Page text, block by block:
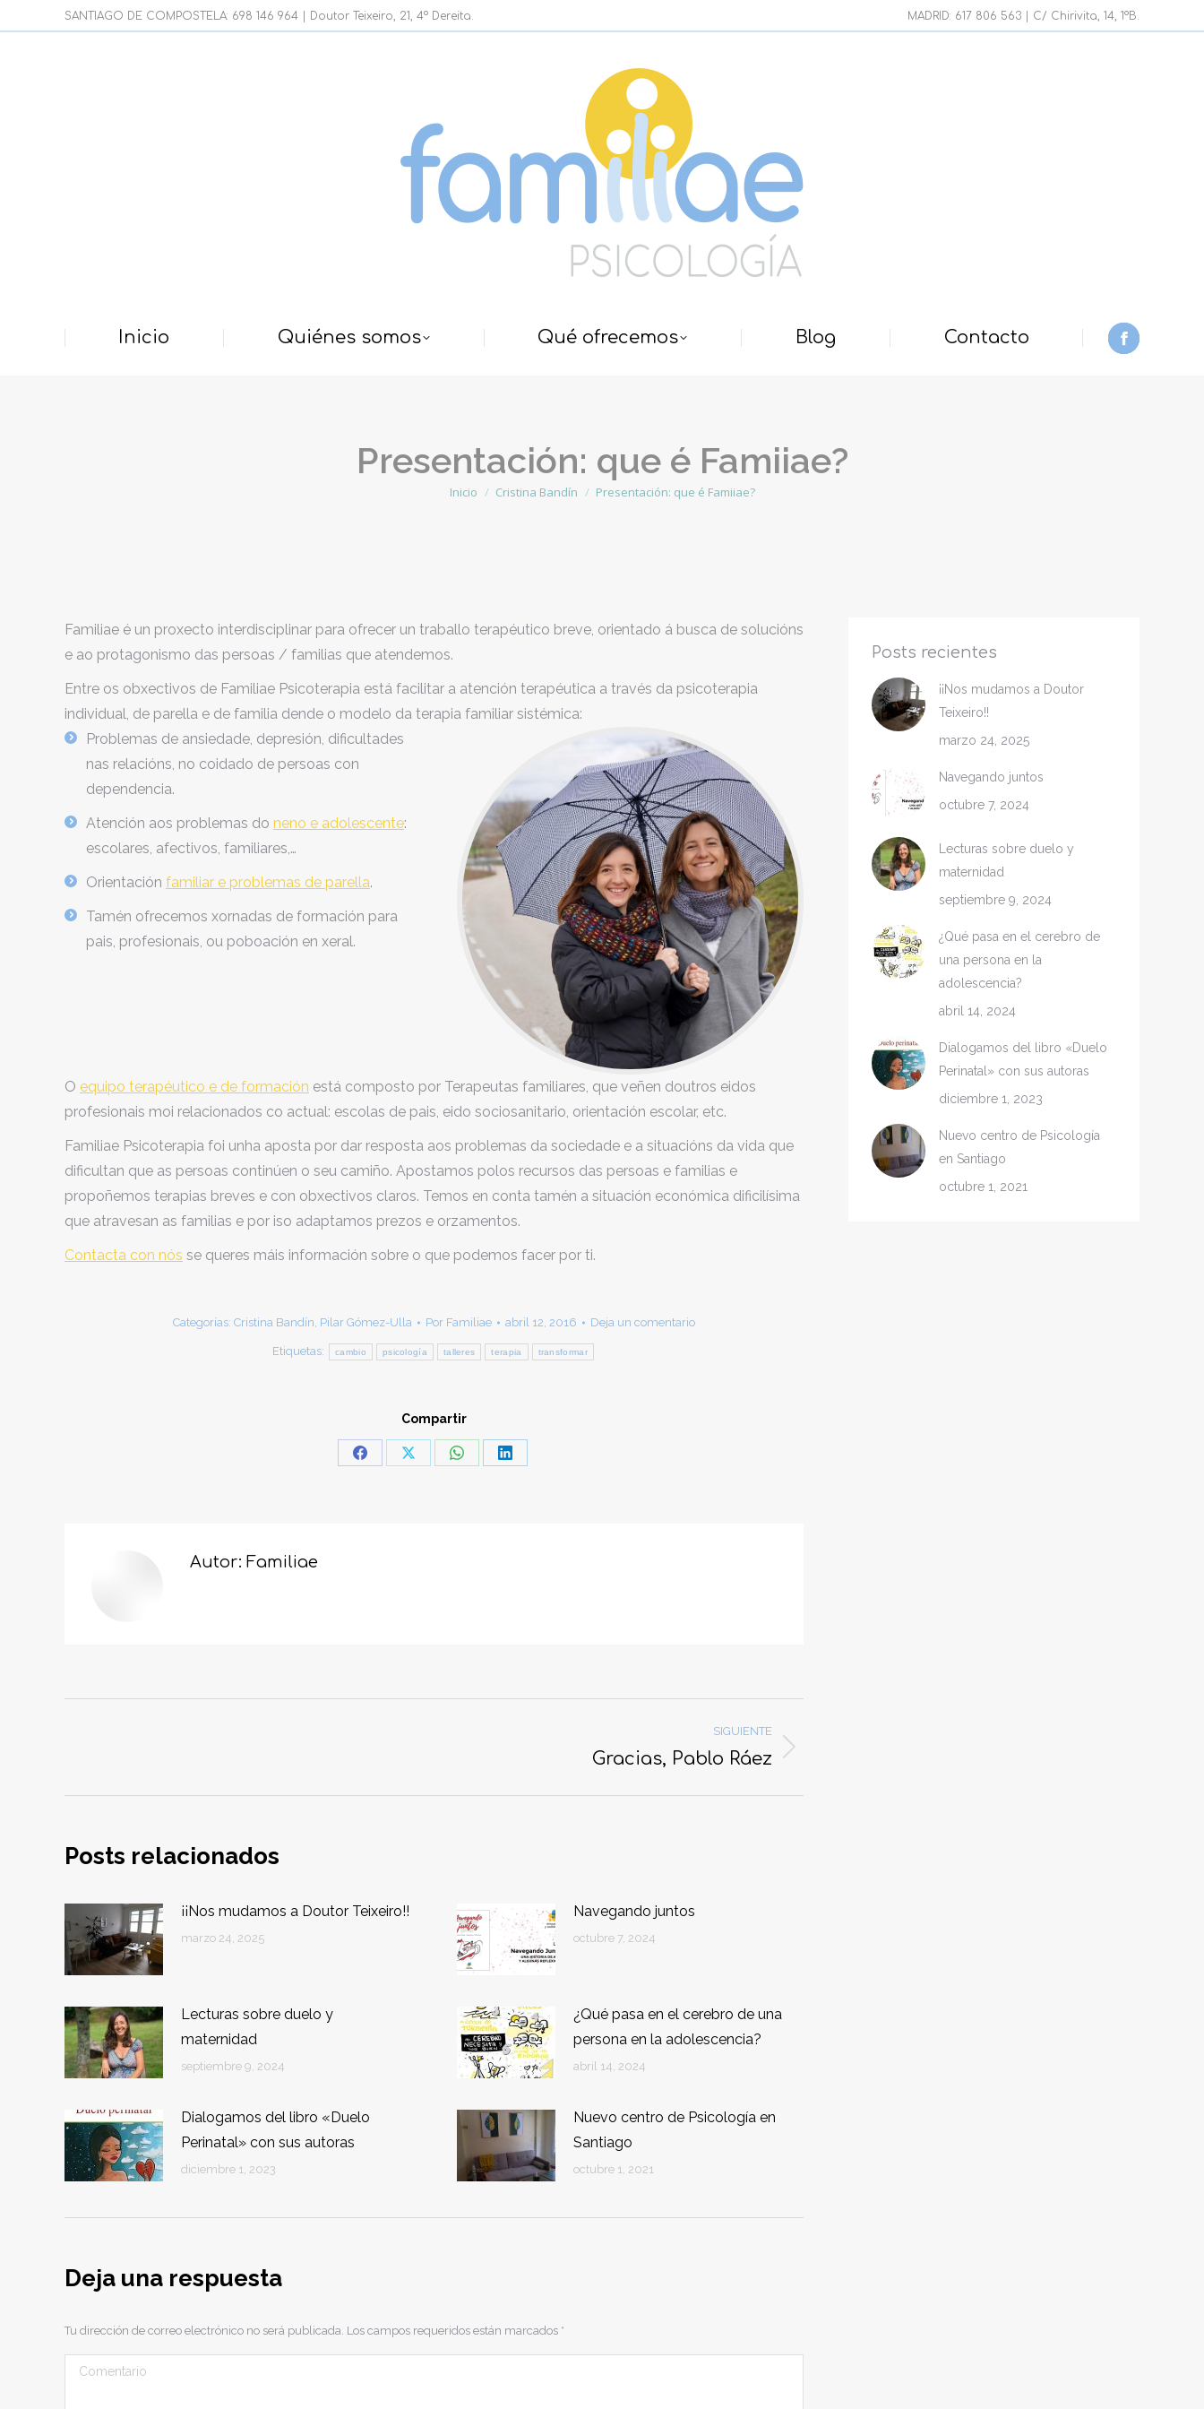
SANTIAGO DE COMPOSTELA: 698 146 964 | Doutor Teixeiro, 21, 4º Dereita. MADRID: 617 806 563 | C/ Chirivita, 14, 1ºB.
Inicio Quiénes somos Qué ofrecemos Blog Contacto
Facebook
Presentación: que é Famiiae?
Estás aquí:
Inicio Cristina Bandín Presentación: que é Famiiae?
Familiae é un proxecto interdisciplinar para ofrecer un traballo terapéutico breve, orientado á busca de solucións
e ao protagonismo das persoas / familias que atendemos.
Entre os obxectivos de Familiae Psicoterapia está facilitar a atención terapéutica a través da psicoterapia
individual, de parella e de familia dende o modelo da terapia familiar sistémica:
Problemas de ansiedade, depresión, dificultades
nas relacións, no coidado de persoas con
dependencia.
Atención aos problemas do neno e adolescente:
escolares, afectivos, familiares,…
Orientación familiar e problemas de parella.
Tamén ofrecemos xornadas de formación para
pais, profesionais, ou poboación en xeral.
O equipo terapéutico e de formación está composto por Terapeutas familiares, que veñen doutros eidos
profesionais moi relacionados co actual: escolas de pais, eido sociosanitario, orientación escolar, etc.
Familiae Psicoterapia foi unha aposta por dar resposta aos problemas da sociedade e a situacións da vida que
dificultan que as persoas continúen o seu camiño. Apostamos polos recursos das persoas e familias e
propoñemos terapias breves e con obxectivos claros. Temos en conta tamén a situación económica dificilísima
que atravesan as familias e por iso adaptamos prezos e orzamentos.
Contacta con nós se queres máis información sobre o que podemos facer por ti.
Categorías: Cristina Bandín Pilar Gómez-Ulla Por Familiae abril 12, 2016 Deja un comentario
Etiquetas: cambio psicología talleres terapia transformar
Compartir
Share
Share
Share
Share
Autor: Familiae
SIGUIENTE
Gracias, Pablo Ráez
Posts relacionados
¡¡Nos mudamos a Doutor Teixeiro!!
marzo 24, 2025
Navegando juntos
octubre 7, 2024
Lecturas sobre duelo y
maternidad
septiembre 9, 2024
¿Qué pasa en el cerebro de una
persona en la adolescencia?
abril 14, 2024
Dialogamos del libro «Duelo
Perinatal» con sus autoras
diciembre 1, 2023
Nuevo centro de Psicología en
Santiago
octubre 1, 2021
Deja una respuesta
Tu dirección de correo electrónico no será publicada. Los campos requeridos están marcados *
Comentario
Posts recientes
¡¡Nos mudamos a Doutor
Teixeiro!!
marzo 24, 2025
Navegando juntos
octubre 7, 2024
Lecturas sobre duelo y
maternidad
septiembre 9, 2024
¿Qué pasa en el cerebro de
una persona en la
adolescencia?
abril 14, 2024
Dialogamos del libro «Duelo
Perinatal» con sus autoras
diciembre 1, 2023
Nuevo centro de Psicología
en Santiago
octubre 1, 2021
page